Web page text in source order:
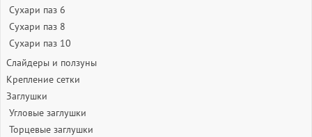
Сухари паз 6
Сухари паз 8
Сухари паз 10
Слайдеры и ползуны
Крепление сетки
Заглушки
Угловые заглушки
Торцевые заглушки